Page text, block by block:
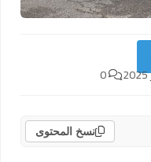
نسخ المحتوى